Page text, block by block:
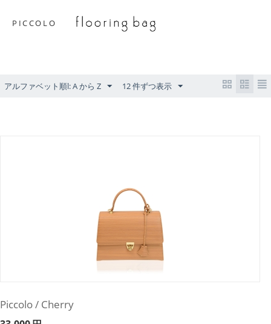
PICCOLO
アルファベット順l: A から Z 12 件ずつ表示
Piccolo / Cherry